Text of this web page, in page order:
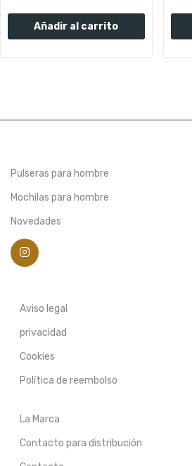
Añadir al carrito
Pulseras para hombre
Mochilas para hombre
Novedades
Aviso legal
privacidad
Cookies
Política de reembolso
La Marca
Contacto para distribución